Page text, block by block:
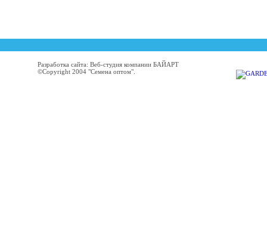
Разработка сайта: Веб-студия компании БАЙАРТ
©Copyright 2004 "Семена оптом".